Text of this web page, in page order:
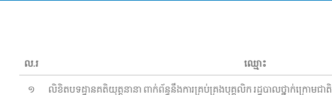
ល.រ ឈ្មោះ
១
លិខិតបទដ្ឋានគតិយុត្តនានា ពាក់ព័ន្ធនឹងការគ្រប់គ្រងបុគ្គលិក រដ្ឋបាលថ្នាក់ក្រោមជាតិ